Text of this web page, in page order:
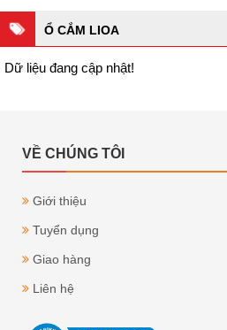
Ổ CẮM LIOA
Dữ liệu đang cập nhật!
VỀ CHÚNG TÔI
Giới thiệu
Tuyển dụng
Giao hàng
Liên hệ